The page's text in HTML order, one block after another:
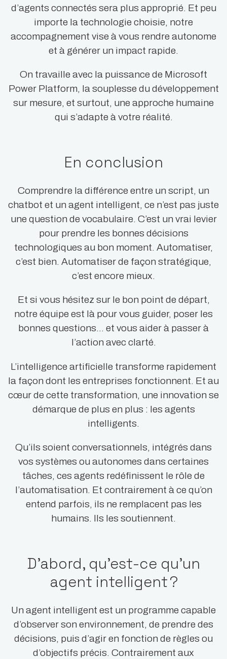
d’agents connectés sera plus approprié. Et peu
importe la technologie choisie, notre
accompagnement vise à vous rendre autonome
et à générer un impact rapide.
On travaille avec la puissance de Microsoft
Power Platform, la souplesse du développement
sur mesure, et surtout, une approche humaine
qui s’adapte à votre réalité.
En conclusion
Comprendre la différence entre un script, un
chatbot et un agent intelligent, ce n’est pas juste
une question de vocabulaire. C’est un vrai levier
pour prendre les bonnes décisions
technologiques au bon moment. Automatiser,
c’est bien. Automatiser de façon stratégique,
c’est encore mieux.
Et si vous hésitez sur le bon point de départ,
notre équipe est là pour vous guider, poser les
bonnes questions… et vous aider à passer à
l’action avec clarté.
L’intelligence artificielle transforme rapidement
la façon dont les entreprises fonctionnent. Et au
cœur de cette transformation, une innovation se
démarque de plus en plus : les agents
intelligents.
Qu’ils soient conversationnels, intégrés dans
vos systèmes ou autonomes dans certaines
tâches, ces agents redéfinissent le rôle de
l’automatisation. Et contrairement à ce qu’on
entend parfois, ils ne remplacent pas les
humains. Ils les soutiennent.
D’abord, qu’est-ce qu’un
agent intelligent ?
Un agent intelligent est un programme capable
d’observer son environnement, de prendre des
décisions, puis d’agir en fonction de règles ou
d’objectifs précis. Contrairement aux